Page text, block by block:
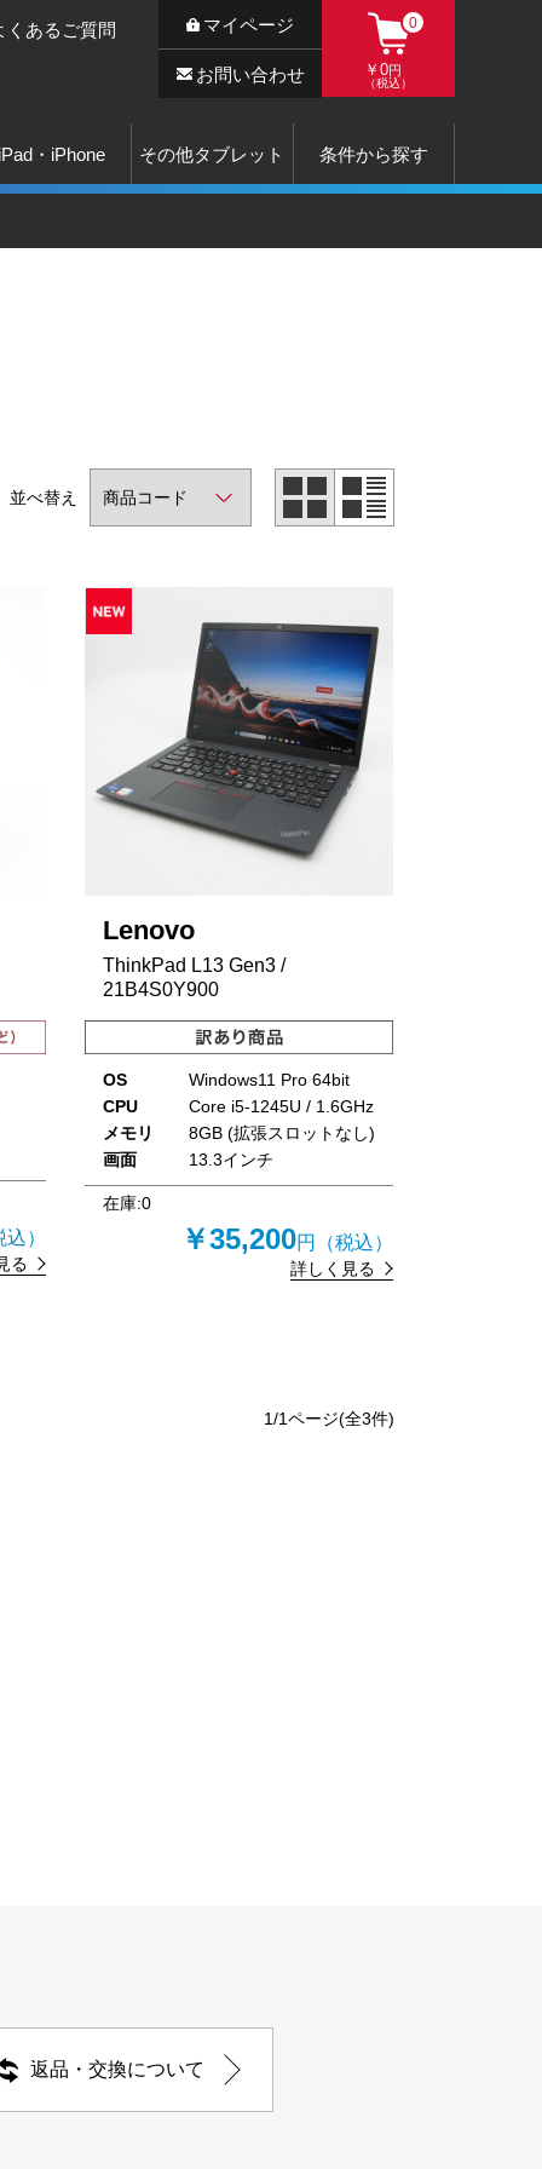
iPad・iPhone その他タブレット 条件から探す
くあるご質問 マイページ
お問い合わせ
0
￥0円
（税込）
並べ替え
）
る
Lenovo
ThinkPad L13 Gen3 /
21B4S0Y900
OS
Windows11 Pro 64bit
CPU
Core i5-1245U / 1.6GHz
メモリ
8GB (拡張スロットなし)
画面
13.3インチ
在庫:0
￥35,200円（税込）
詳しく見る
1/1ページ(全3件)
返品・交換について